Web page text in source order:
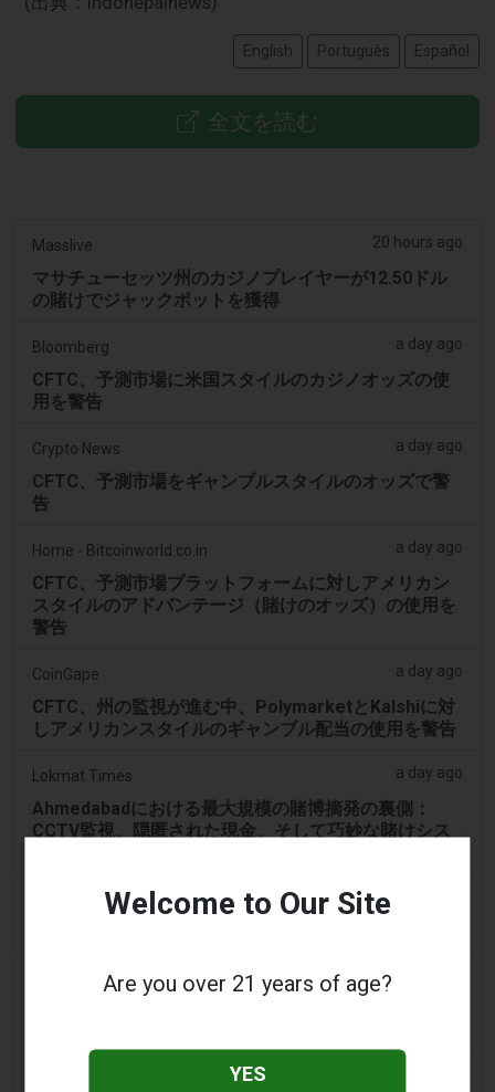
English Português Español
全文を読む
Masslive 20 hours ago
マサチューセッツ州のカジノプレイヤーが12.50ドル
の賭けでジャックポットを獲得
Bloomberg a day ago
CFTC、予測市場に米国スタイルのカジノオッズの使
用を警告
Crypto News a day ago
CFTC、予測市場をギャンブルスタイルのオッズで警
告
Home - Bitcoinworld.co.in a day ago
CFTC、予測市場プラットフォームに対しアメリカン
スタイルのアドバンテージ（賭けのオッズ）の使用を
警告
CoinGape a day ago
CFTC、州の監視が進む中、PolymarketとKalshiに対
しアメリカンスタイルのギャンブル配当の使用を警告
Lokmat Times a day ago
Ahmedabadにおける最大規模の賭博摘発の裏側：
CCTV監視、隠匿された現金、そして巧妙な賭けシス
Eveningstandard 2 days ago
Eveningstandard 2 days ago
Welcome to Our Site
Are you over 21 years of age?
YES